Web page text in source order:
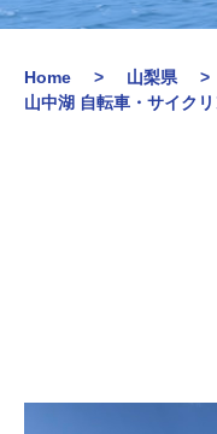
Home 山梨県
山中湖 自転車・サイク